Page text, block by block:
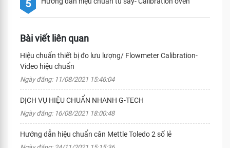
5
Bài viết liên quan
Hiệu chuẩn thiết bị đo lưu lượng/ Flowmeter Calibration-
Video hiệu chuẩn
Ngày đăng: 11/08/2021 15:46:04
DỊCH VỤ HIỆU CHUẨN NHANH G-TECH
Ngày đăng: 16/08/2021 18:00:48
Hướng dẫn hiệu chuẩn cân Mettle Toledo 2 số lẻ